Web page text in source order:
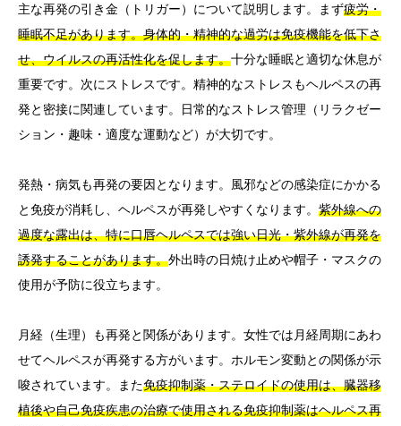
主な再発の引き金（トリガー）について説明します。まず疲労・
睡眠不足があります。身体的・精神的な過労は免疫機能を低下さ
せ、ウイルスの再活性化を促します。十分な睡眠と適切な休息が
重要です。次にストレスです。精神的なストレスもヘルペスの再
発と密接に関連しています。日常的なストレス管理（リラクゼー
ション・趣味・適度な運動など）が大切です。
発熱・病気も再発の要因となります。風邪などの感染症にかかる
と免疫が消耗し、ヘルペスが再発しやすくなります。 紫外線への
過度な露出は、特に口唇ヘルペスでは強い日光・紫外線が再発を
誘発することがあります。外出時の日焼け止めや帽子・マスクの
使用が予防に役立ちます。
月経（生理）も再発と関係があります。女性では月経周期にあわ
せてヘルペスが再発する方がいます。ホルモン変動との関係が示
唆されています。また免疫抑制薬・ステロイドの使用は、臓器移
植後や自己免疫疾患の治療で使用される免疫抑制薬はヘルペス再